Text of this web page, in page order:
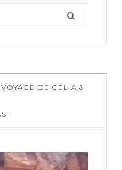
DE CÉLIA &
!